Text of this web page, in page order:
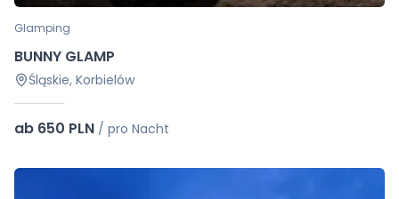
Glamping
BUNNY GLAMP
Śląskie, Korbielów
ab 650 PLN / pro Nacht